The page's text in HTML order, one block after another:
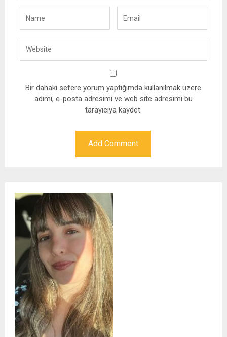
Bir dahaki sefere yorum yaptığımda kullanılmak üzere
adımı, e-posta adresimi ve web site adresimi bu
tarayıcıya kaydet.